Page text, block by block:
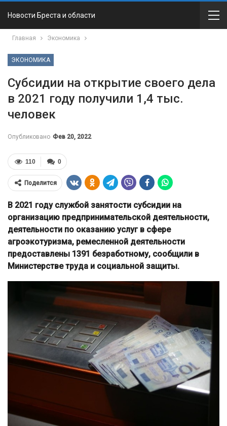
Новости Бреста и области
Главная Экономика
ЭКОНОМИКА
Субсидии на открытие своего дела
в 2021 году получили 1,4 тыс.
человек
Опубликовано Фев 20, 2022
0
110
Поделится
В 2021 году службой занятости субсидии на
организацию предпринимательской деятельности,
деятельности по оказанию услуг в сфере
агроэкотуризма, ремесленной деятельности
предоставлены 1391 безработному, сообщили в
Министерстве труда и социальной защиты.